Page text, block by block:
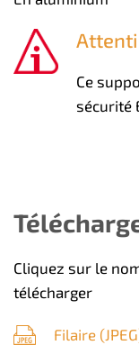
Ce
sécurité
Cliquez sur le
télécharger
Filaire (JPEG